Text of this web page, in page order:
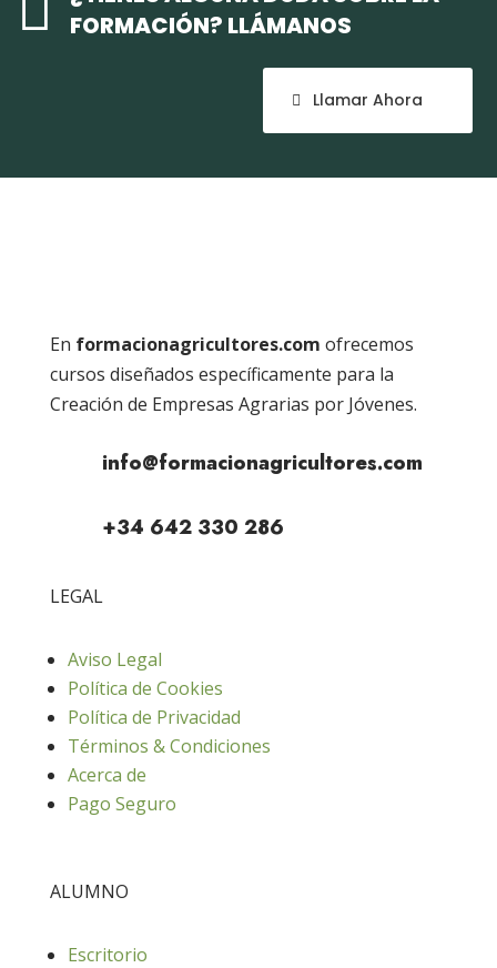
FORMACIÓN? LLÁMANOS
Llamar Ahora
En formacionagricultores.com ofrecemos
cursos diseñados específicamente para la
Creación de Empresas Agrarias por Jóvenes.
info@formacionagricultores.com
+34 642 330 286
LEGAL
Aviso Legal
Política de Cookies
Política de Privacidad
Términos & Condiciones
Acerca de
Pago Seguro
ALUMNO
Escritorio